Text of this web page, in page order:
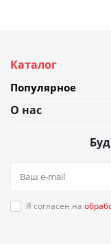
Каталог
Популярное
О нас
Я согласен на